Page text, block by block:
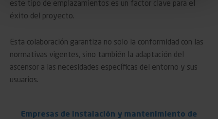
este tipo de emplazamientos es un factor clave para el
éxito del proyecto.
Esta colaboración garantiza no solo la conformidad con las
normativas vigentes, sino también la adaptación del
ascensor a las necesidades específicas del entorno y sus
usuarios.
Empresas de instalación y mantenimiento de